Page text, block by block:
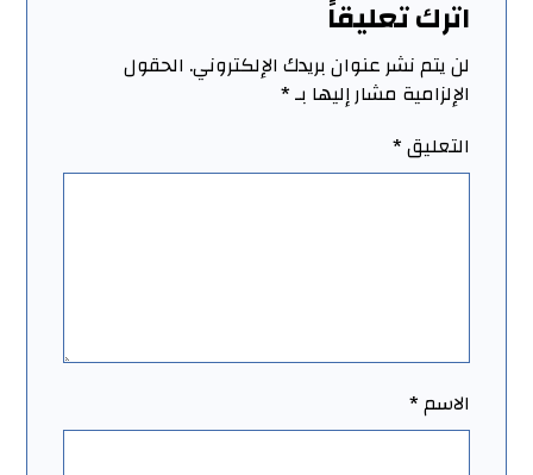
اترك تعليقاً
لن يتم نشر عنوان بريدك الإلكتروني. الحقول
الإلزامية مشار إليها بـ*
التعليق*
الاسم*